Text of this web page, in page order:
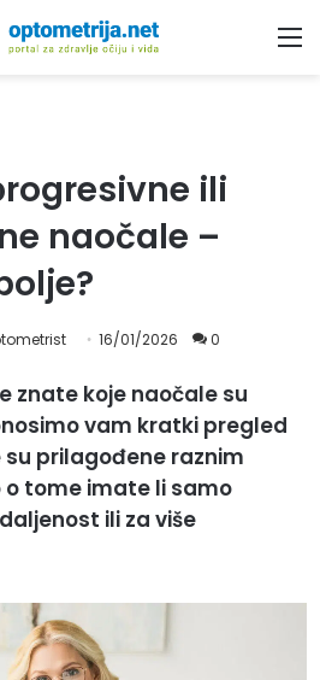
ili
naočale –
16/01/2026 0
znate koje naočale su
vam kratki pregled
prilagođene raznim
tome imate li samo
ili za više